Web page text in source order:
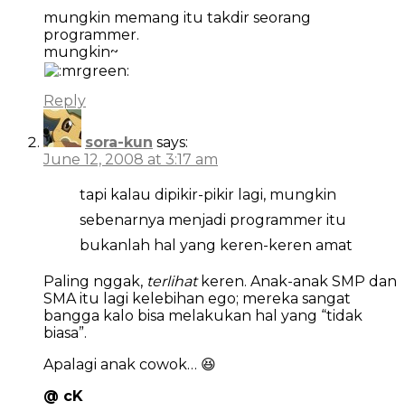
mungkin memang itu takdir seorang
programmer.
mungkin~
Reply
sora-kun says:
June 12, 2008 at 3:17 am
tapi kalau dipikir-pikir lagi, mungkin
sebenarnya menjadi programmer itu
bukanlah hal yang keren-keren amat
Paling nggak, terlihatkeren. Anak-anak SMP dan
SMA itu lagi kelebihan ego; mereka sangat
bangga kalo bisa melakukan hal yang “tidak
biasa”.
Apalagi anak cowok… 😆
@ cK